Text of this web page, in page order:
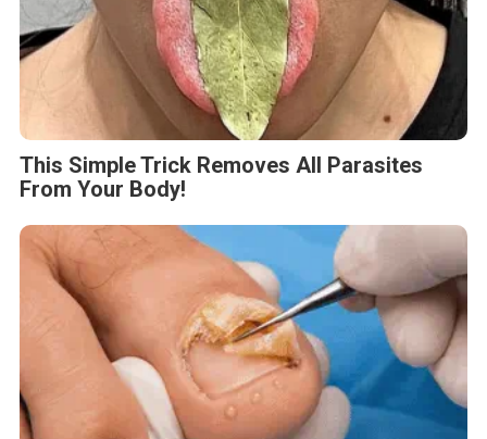
This Simple Trick Removes All Parasites
From Your Body!